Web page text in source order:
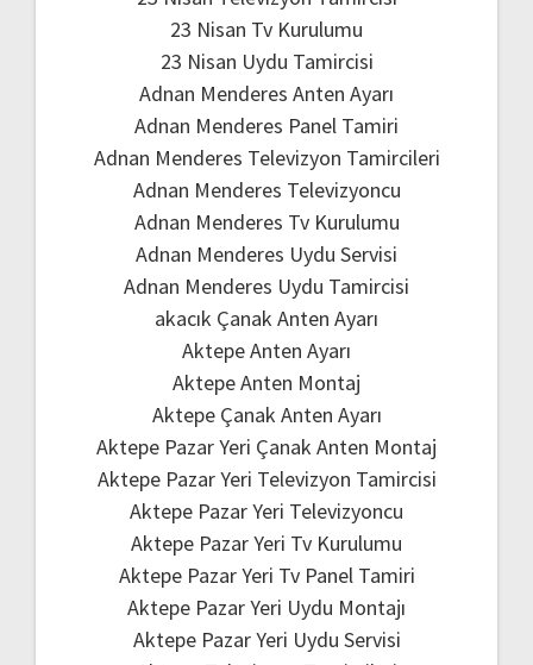
23 Nisan Tv Kurulumu
23 Nisan Uydu Tamircisi
Adnan Menderes Anten Ayarı
Adnan Menderes Panel Tamiri
Adnan Menderes Televizyon Tamircileri
Adnan Menderes Televizyoncu
Adnan Menderes Tv Kurulumu
Adnan Menderes Uydu Servisi
Adnan Menderes Uydu Tamircisi
akacık Çanak Anten Ayarı
Aktepe Anten Ayarı
Aktepe Anten Montaj
Aktepe Çanak Anten Ayarı
Aktepe Pazar Yeri Çanak Anten Montaj
Aktepe Pazar Yeri Televizyon Tamircisi
Aktepe Pazar Yeri Televizyoncu
Aktepe Pazar Yeri Tv Kurulumu
Aktepe Pazar Yeri Tv Panel Tamiri
Aktepe Pazar Yeri Uydu Montajı
Aktepe Pazar Yeri Uydu Servisi